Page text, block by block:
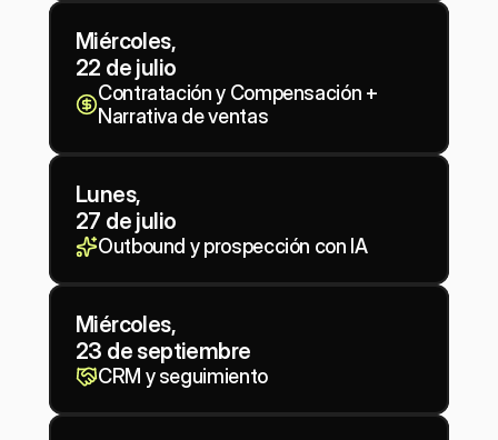
Miércoles,
22 de julio
Contratación y Compensación +
Narrativa de ventas
Lunes,
27 de julio
Outbound y prospección con IA
Miércoles,
23 de septiembre
CRM y seguimiento